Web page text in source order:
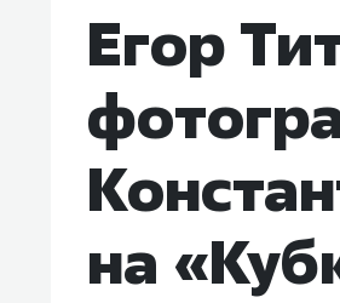
Егор
на